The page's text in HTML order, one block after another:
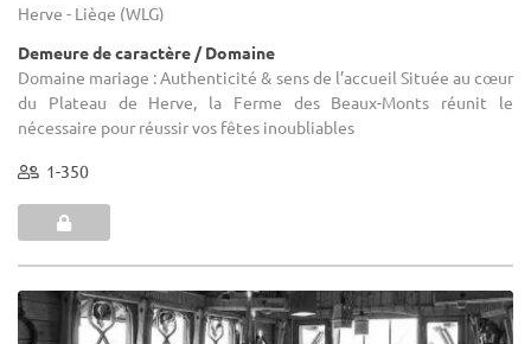
Herve - Liège (WLG)
Demeure de caractère / Domaine
Domaine mariage : Authenticité & sens de l’accueil Située au cœur
du Plateau de Herve, la Ferme des Beaux-Monts réunit le
nécessaire pour réussir vos fêtes inoubliables
1-350